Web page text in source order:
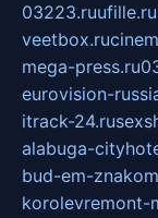
03223.ruufille.ru
veetbox.ru
mega-press.ru
eurovision-
itrack-24.ru
alabuga-
bud-em-
korolevremont-